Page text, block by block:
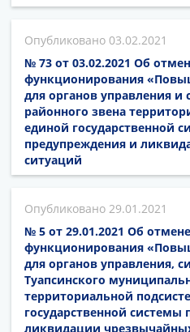
03.02.2021
№ 73 от 03.02.2021 Об
функционирования
для органов управления и
районного звена
единой государственной
предупреждения и
ситуаций
29.01.2021
№ 5 от 29.01.2021 Об
функционирования
для органов управления,
Туапсинского
территориальной
государственной системы
ликвидации